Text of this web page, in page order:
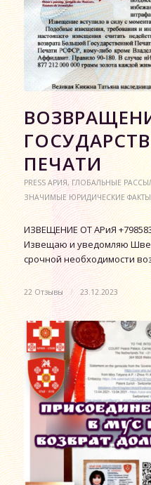
ПЕЧАТИ
PRESS АРИЯ,ГЛОБАЛЬНЫЕ
ЗНАЧИМЫЕ ЮРИДИЧЕСКИЕ ФАКТЫ
ИЗВЕЩЕНИЕ ОТ АРиЯ
Извещаю и уведомляю
срочной необходимости
22 Отзывы / 23.12.2023